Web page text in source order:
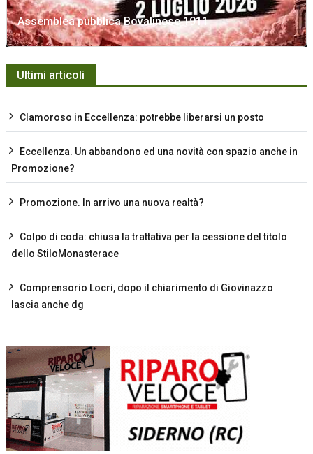
Assemblea pubblica Bovalinese 1911
Ultimi articoli
Clamoroso in Eccellenza: potrebbe liberarsi un posto
Eccellenza. Un abbandono ed una novità con spazio anche in
Promozione?
Promozione. In arrivo una nuova realtà?
Colpo di coda: chiusa la trattativa per la cessione del titolo
dello StiloMonasterace
Comprensorio Locri, dopo il chiarimento di Giovinazzo
lascia anche dg